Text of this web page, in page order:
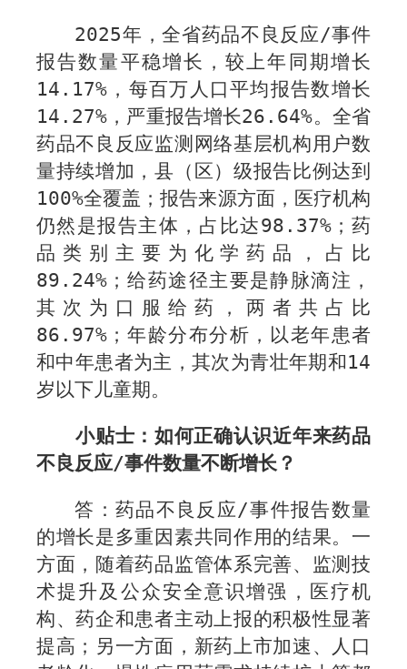
2025年，全省药品不良反应/事件
报告数量平稳增长，较上年同期增长
14.17% ，每百万人口平均报告数增长
14.27% ，严重报告增长26.64%。全省
药品不良反应监测网络基层机构用户数
量持续增加，县（区）级报告比例达到
100%全覆盖；报告来源方面，医疗机构
仍然是报告主体，占比达98.37%；药
品类别主要为化学药品，占比
89.24% ；给药途径主要是静脉滴注，
其次为口服给药，两者共占比
86.97% ；年龄分布分析，以老年患者
和中年患者为主，其次为青壮年期和14
岁以下儿童期。
小贴士：如何正确认识近年来药品
不良反应/事件数量不断增长？
答：药品不良反应/事件报告数量
的增长是多重因素共同作用的结果。一
方面，随着药品监管体系完善、监测技
术提升及公众安全意识增强，医疗机
构、药企和患者主动上报的积极性显著
提高；另一方面，新药上市加速、人口